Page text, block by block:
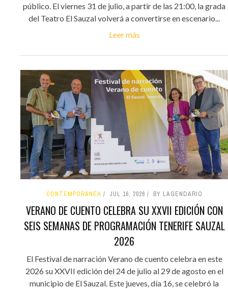
público. El viernes 31 de julio, a partir de las 21:00, la grada
del Teatro El Sauzal volverá a convertirse en escenario...
Leer más
CONTEMPORÁNEA JUL 16, 2026 BY LAGENDARIO
VERANO DE CUENTO CELEBRA SU XXVII EDICIÓN CON
SEIS SEMANAS DE PROGRAMACIÓN TENERIFE SAUZAL
2026
El Festival de narración Verano de cuento celebra en este
2026 su XXVII edición del 24 de julio al 29 de agosto en el
municipio de El Sauzal. Este jueves, día 16, se celebró la